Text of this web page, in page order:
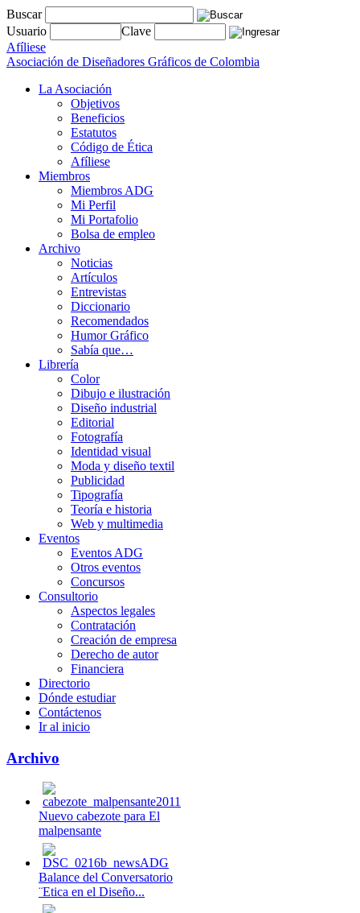
Buscar
Usuario
Clave
Afíliese
Asociación de Diseñadores Gráficos de Colombia
La Asociación
Objetivos
Beneficios
Estatutos
Código de Ética
Afíliese
Miembros
Miembros ADG
Mi Perfil
Mi Portafolio
Bolsa de empleo
Archivo
Noticias
Artículos
Entrevistas
Diccionario
Recomendados
Humor Gráfico
Sabía que…
Librería
Color
Dibujo e ilustración
Diseño industrial
Editorial
Fotografía
Identidad visual
Moda y diseño textil
Publicidad
Tipografía
Teoría e historia
Web y multimedia
Eventos
Eventos ADG
Otros eventos
Concursos
Consultorio
Aspectos legales
Contratación
Creación de empresa
Derecho de autor
Financiera
Directorio
Dónde estudiar
Contáctenos
Ir al inicio
Archivo
Nuevo cabezote para El
malpensante
Balance del Conversatorio
¨Etica en el Diseño...